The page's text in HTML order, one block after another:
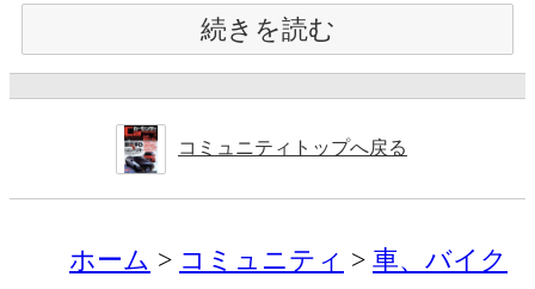
続きを読む
コミュニティトップへ戻る
ホーム コミュニティ
車、バイク